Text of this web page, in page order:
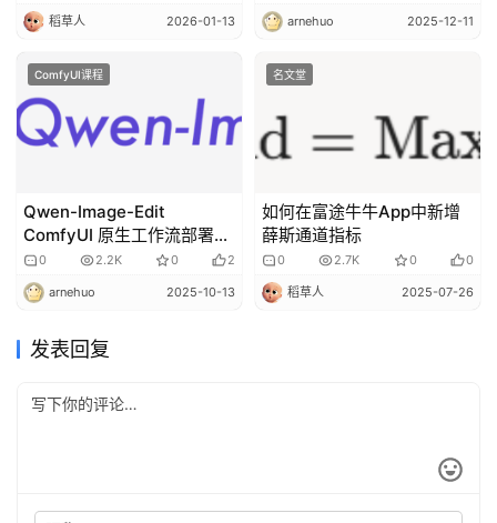
稻草人 2026-01-13 arnehuo 2025-12-11
ComfyUI课程
Qwen-Image-Edit
ComfyUI 原生工作流部署和
安装
0 2.2K 0 2
arnehuo 2025-10-13
名文堂
如何在富途牛牛App中新增
薛斯通道指标
0 2.7K 0 0
稻草人 2025-07-26
发表回复